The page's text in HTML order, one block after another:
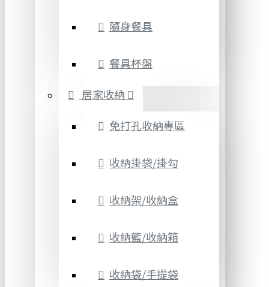
隨身餐具
餐具杯盤
居家收納
免打孔收納專區
收納掛袋/掛勾
收納架/收納盒
收納籃/收納箱
收納袋/手提袋